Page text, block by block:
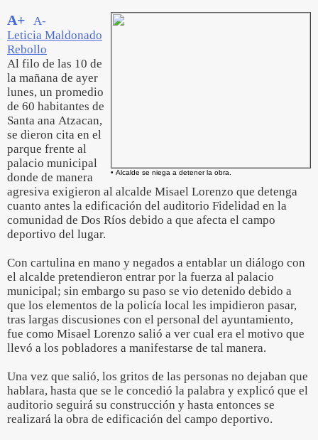
• Alcalde se niega a detener la obra.
A+
A-
Leticia Maldonado
Rebollo
Al filo de las 10 de
la mañana de ayer
lunes, un promedio
de 60 habitantes de
Santa ana Atzacan,
se dieron cita en el
parque frente al
palacio municipal
donde de manera
agresiva exigieron al alcalde Misael Lorenzo que detenga
cuanto antes la edificación del auditorio Fidelidad en la
comunidad de Dos Ríos debido a que afecta el campo
deportivo del lugar.
Con cartulina en mano y negados a entablar un diálogo con
el alcalde pretendieron entrar por la fuerza al palacio
municipal; sin embargo su paso se vio detenido debido a
que los elementos de la policía local les impidieron pasar,
tras largas discusiones con el personal del ayuntamiento,
fue como Misael Lorenzo salió a ver cual era el motivo que
llevó a los pobladores a manifestarse de tal manera.
Una vez que salió, los gritos de las personas no dejaban que
hablara, hasta que se le concedió la palabra y explicó que el
auditorio seguirá su construcción y hasta entonces se
realizará la obra de edificación del campo deportivo.